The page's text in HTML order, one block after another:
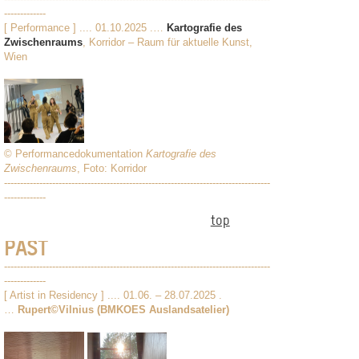
-------------
[ Performance ] .... 01.10.2025 .… Kartografie des
Zwischenraums , Korridor – Raum für aktuelle Kunst,
Wien
© Performancedokumentation Kartografie des
Zwischenraums, Foto: Korridor
-----------------------------------------------------------------------------------
-------------
top
PAST
-----------------------------------------------------------------------------------
-------------
[ Artist in Residency ] .... 01.06. – 28.07.2025 .
… Rupert©Vilnius (BMKOES Auslandsatelier)